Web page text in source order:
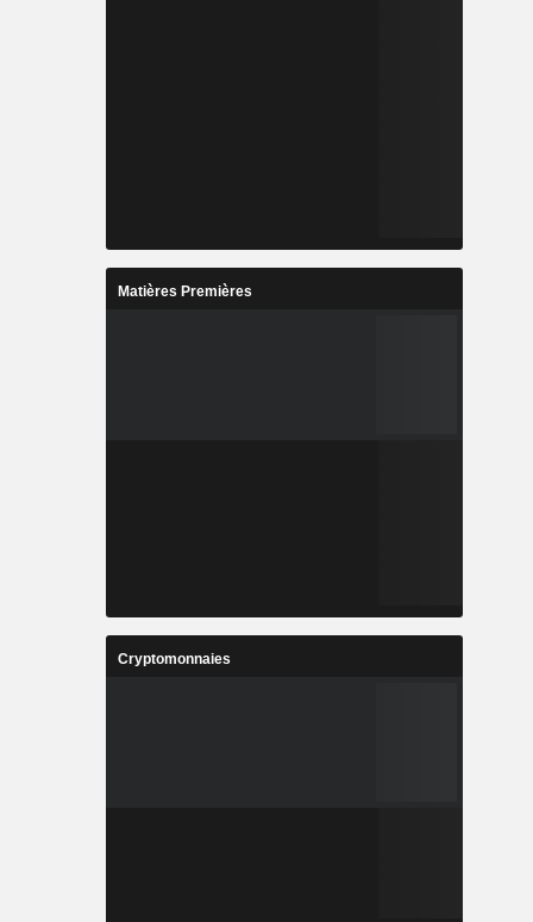
Matières Premières
Cryptomonnaies